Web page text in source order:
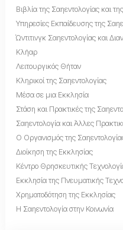
Βιβλία της Σαηεντολογίας και
Υπηρεσίες Εκπαίδευσης της
Ώντιτινγκ Σαηεντολογίας και
Κλήαρ
Λειτουργικός Θήταν
Κληρικοί της Σαηεντολογίας
Μέσα σε μια Εκκλησία
Στάση και Πρακτικές της
Σαηεντολογία και Άλλες
Ο Οργανισμός της
Διοίκηση της Εκκλησίας
Κέντρο Θρησκευτικής
Εκκλησία της Πνευματικής
Χρηματοδότηση της Εκκλησίας
Η Σαηεντολογία στην Κοινωνία